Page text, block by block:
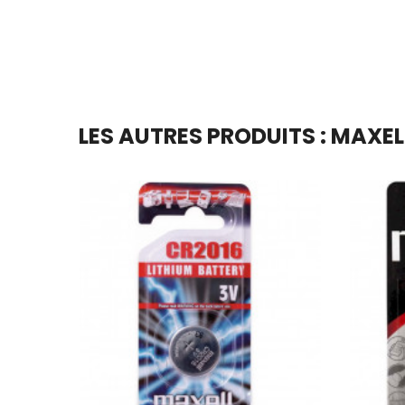
LES AUTRES PRODUITS :